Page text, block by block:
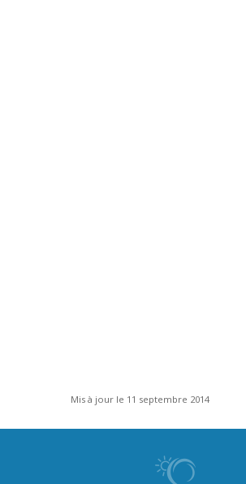
Mis à jour le 11 septembre 2014